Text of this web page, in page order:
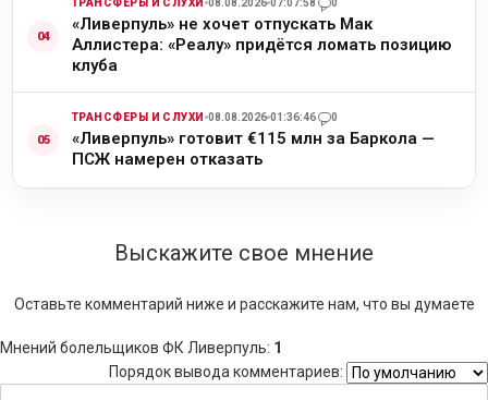
ТРАНСФЕРЫ И СЛУХИ 08.08.2026 07:07:58 0
«Ливерпуль» не хочет отпускать Мак
Аллистера: «Реалу» придётся ломать позицию
клуба
ТРАНСФЕРЫ И СЛУХИ 08.08.2026 01:36:46 0
«Ливерпуль» готовит €115 млн за Баркола —
ПСЖ намерен отказать
Выскажите свое мнение
Оставьте комментарий ниже и расскажите нам, что вы думаете
Мнений болельщиков ФК Ливерпуль: 1
Порядок вывода комментариев: